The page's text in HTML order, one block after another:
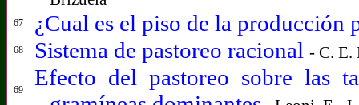
67 ¿Cual es el piso de la producción
68 Sistema de pastoreo racional - C. E.
69
Efecto del pastoreo sobre las